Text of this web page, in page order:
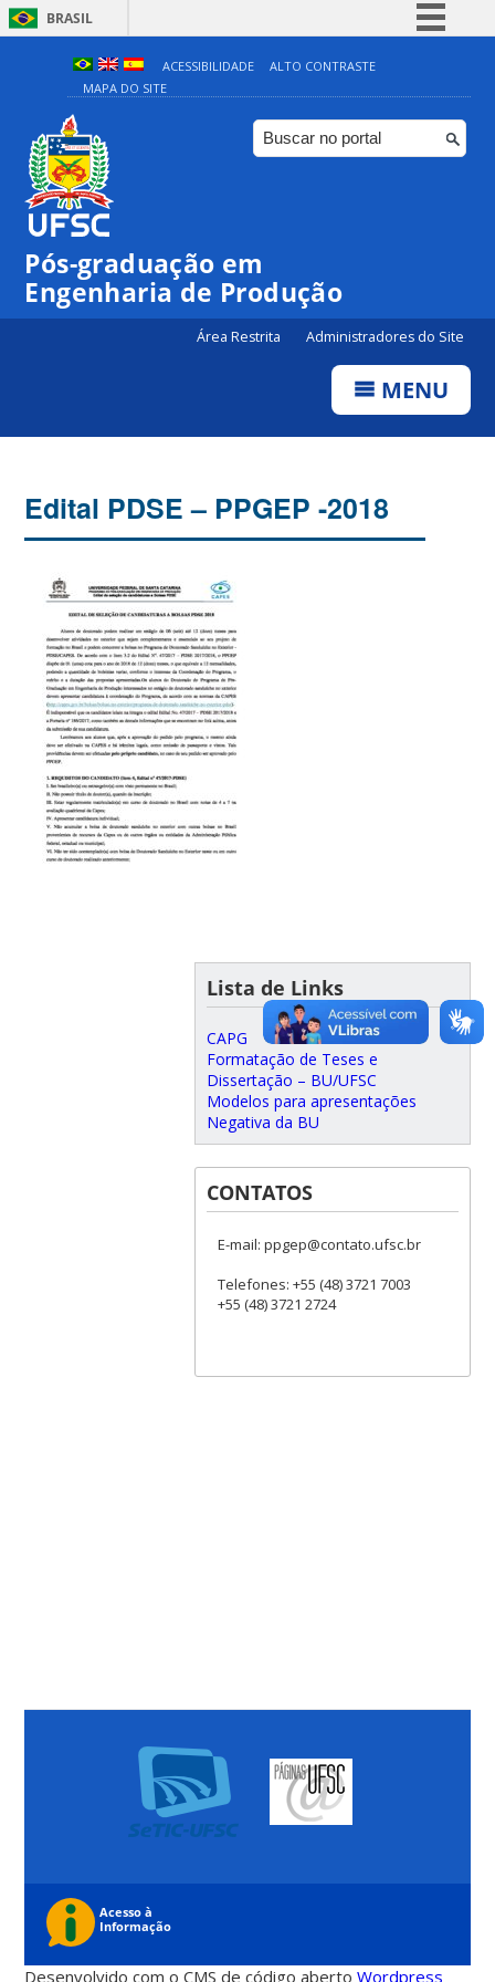
BRASIL
Simplifique!
Comunica BR
Participe
ACESSIBILIDADE
ALTO CONTRASTE
MAPA DO SITE
Pós-graduação em
Engenharia de Produção
Área Restrita Administradores do Site
MENU
Edital PDSE – PPGEP -2018
Lista de Links
CAPG
Formatação de Teses e
Dissertação – BU/UFSC
Modelos para apresentações
Negativa da BU
CONTATOS
E-mail: ppgep@contato.ufsc.br
Telefones: +55 (48) 3721 7003
+55 (48) 3721 2724
Desenvolvido com o CMS de código abertoWordpress